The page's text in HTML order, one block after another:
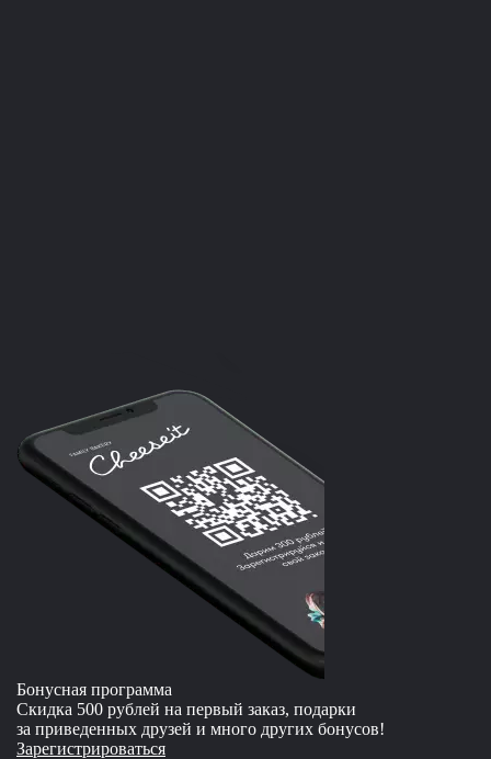
Бонусная программа
Скидка 500 рублей на первый заказ, подарки
за приведенных друзей и много других бонусов!
Зарегистрироваться